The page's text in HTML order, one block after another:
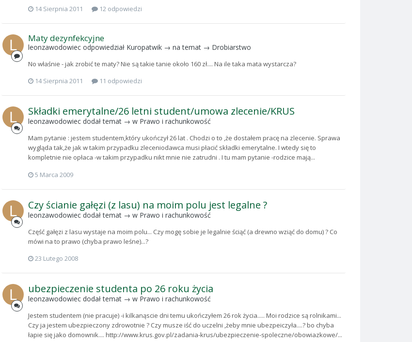
14 Sierpnia 2011
12 odpowiedzi
Maty dezynfekcyjne
leonzawodowiec odpowiedział Kuropatwik → na temat → Drobiarstwo
No właśnie - jak zrobić te maty? Nie są takie tanie około 160 zł.... Na ile taka mata wystarcza?
14 Sierpnia 2011
11 odpowiedzi
Składki emerytalne/26 letni student/umowa zlecenie/KRUS
leonzawodowiec dodał temat → w Prawo i rachunkowość
Mam pytanie : jestem studentem,który ukończył 26 lat . Chodzi o to ,że dostałem pracę na zlecenie. Sprawa
wygląda tak,że jak w takim przypadku zleceniodawca musi płacić składki emerytalne. I wtedy się to
kompletnie nie opłaca -w takim przypadku nikt mnie nie zatrudni . I tu mam pytanie -rodzice mają...
5 Marca 2009
Czy ścianie gałęzi (z lasu) na moim polu jest legalne ?
leonzawodowiec dodał temat → w Prawo i rachunkowość
Część gałęzi z lasu wystaje na moim polu... Czy mogę sobie je legalnie ściąć (a drewno wziąć do domu) ? Co
mówi na to prawo (chyba prawo leśne)...?
23 Lutego 2008
ubezpieczenie studenta po 26 roku życia
leonzawodowiec dodał temat → w Prawo i rachunkowość
Jestem studentem (nie pracuje) -i kilkanąscie dni temu ukończyłem 26 rok życia..... Moi rodzice są rolnikami...
Czy ja jestem ubezpieczony zdrowotnie ? Czy musze iść do uczelni ,żeby mnie ubezpeiczyła....? bo chyba
łapie się jako domownik.... http://www.krus.gov.pl/zadania-krus/ubezpieczenie-spoleczne/obowiazkowe/...